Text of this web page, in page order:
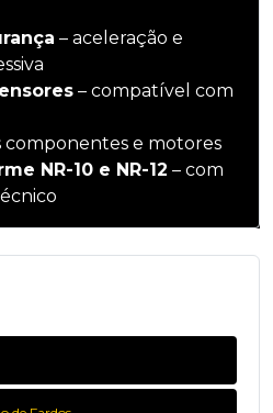
– aceleração e
– compatível com
componentes e motores
NR-10 e NR-12 – com